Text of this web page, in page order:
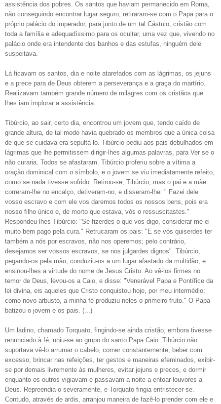
assistência dos pobres. Os santos que haviam permanecido em Roma,
não conseguindo encontrar lugar seguro, retiraram-se com o Papa para o
próprio palácio do imperador, para junto de um tal Cástulo, cristão com
toda a família e adequadíssimo para os ocultar, uma vez que, vivendo no
palácio onde era intendente dos banhos e das estufas, ninguém dele
suspeitava.
Lá ficavam os santos, dia e noite atarefados com as lágrimas, os jejuns
e a prece para de Deus obterem a perseverança e a graça do martírio.
Realizavam também grande número de milagres com os cristãos que
lhes iam implorar a assistência.
Tibúrcio, ao sair, certo dia, encontrou um jovem que, tendo caído de
grande altura, de tal modo havia quebrado os membros que a única coisa
de que se cuidava era sepultá-lo. Tibúrcio pediu aos pais debulhados em
lágrimas que lhe permitissem dirigir-lhes algumas palavras, para Ver se o
não curaria. Todos se afastaram. Tibúrcio proferiu sobre a vítima a
oração dominical com o símbolo, e o jovem se viu imediatamente refeito,
como se nada tivesse sofrido. Retirou-se, Tibúrcio, mas o pai e a mãe
correram-lhe no encalço, detiveram-no, e disseram-lhe: " Fazei dele
vosso escravo e com ele vos daremos todos os nossos bens, pois era
nosso filho único e, de morto que estava, vós o ressuscitastes."
Respondeu-lhes Tibúrcio: "Se fizerdes o que vos digo, considerar-me-ei
muito bem pago pela cura." Retrucaram os pais: "E se vós quiserdes ter
também a nós por escravos, não nos operemos; pelo contrário,
desejamos ser vossos escravos, se nos julgardes dignos". Tibúrcio,
pegando-os pela mão, conduziu-os a um lugar afastado da multidão, e
ensinou-lhes a virtude do nome de Jesus Cristo. Ao vê-los firmes no
temor de Deus, levou-os a Caio, e disse: "Venerável Papa e Pontífice da
lei divina, eis aqueles que Cristo conquistou hoje, por meu intermédio;
como novo arbusto, a minha fé produziu neles o primeiro fruto." O Papa
batizou o jovem e os pais. (...)
Um ladino, chamado Torquato, fingindo-se ainda cristão, embora tivesse
renunciado à fé, uniu-se ao grupo do santo Papa Caio. Tibúrcio não
suportava vê-lo arrumar o cabelo, comer constantemente, beber com
excesso, brincar nas refeições, ter gestos e maneiras efeminados, exibir-
se por demais livremente às mulheres, evitar jejuns e preces, e dormir
enquanto os outros vigiavam e passavam a noite a entoar louvores a
Deus. Repreendia-o severamente, e Torquato fingia entristecer-se.
Contudo, através de ardis, arranjou maneira de fazê-lo prender com ele e